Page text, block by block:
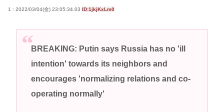
彼氏がいないと謳いケツのデカさで売れてタワマン
「自閉スペクトラム症」と診断され泣く
女子高生コスプレイヤー、夏の電車が臭くて苦言
「洋服は一回全部熱湯につけよう！洗濯機はキッチ
ンハイター薄めた水で一回まわそう！」
【画像あり】女子大生「長岡の花火行ってきた」 花
1 : 2022/03/04(金) 23:05:34.03 ID:1jkjKxLm0
BREAKING: Putin says Russia has no 'ill
intention' towards its neighbors and
encourages 'normalizing relations and co-
operating normally'